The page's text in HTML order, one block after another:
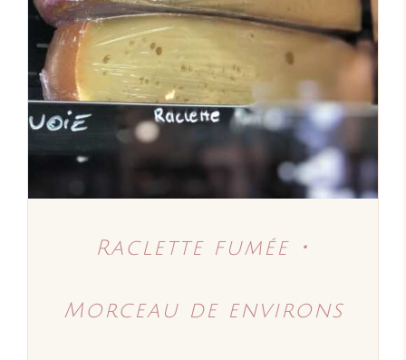
AJOUTER AU PANIER
/
DÉTAILS
Raclette fumée ･
Morceau de environs